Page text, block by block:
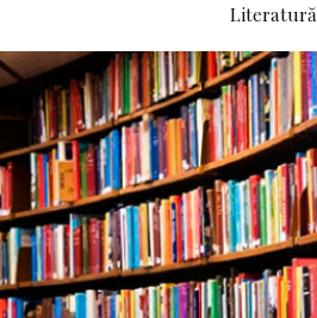
Literatură